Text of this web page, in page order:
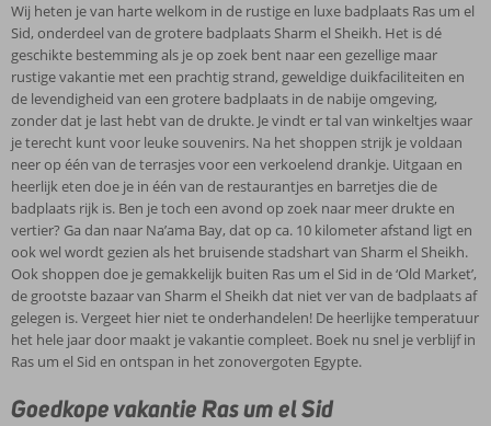
Wij heten je van harte welkom in de rustige en luxe badplaats Ras um el
Sid, onderdeel van de grotere badplaats Sharm el Sheikh. Het is dé
geschikte bestemming als je op zoek bent naar een gezellige maar
rustige vakantie met een prachtig strand, geweldige duikfaciliteiten en
de levendigheid van een grotere badplaats in de nabije omgeving,
zonder dat je last hebt van de drukte. Je vindt er tal van winkeltjes waar
je terecht kunt voor leuke souvenirs. Na het shoppen strijk je voldaan
neer op één van de terrasjes voor een verkoelend drankje. Uitgaan en
heerlijk eten doe je in één van de restaurantjes en barretjes die de
badplaats rijk is. Ben je toch een avond op zoek naar meer drukte en
vertier? Ga dan naar Na’ama Bay, dat op ca. 10 kilometer afstand ligt en
ook wel wordt gezien als het bruisende stadshart van Sharm el Sheikh.
Ook shoppen doe je gemakkelijk buiten Ras um el Sid in de ‘Old Market’,
de grootste bazaar van Sharm el Sheikh dat niet ver van de badplaats af
gelegen is. Vergeet hier niet te onderhandelen! De heerlijke temperatuur
het hele jaar door maakt je vakantie compleet. Boek nu snel je verblijf in
Ras um el Sid en ontspan in het zonovergoten Egypte.
Goedkope vakantie Ras um el Sid